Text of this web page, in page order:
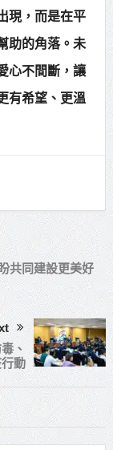
現，而是在平
助的角落。未
心不間斷，讓
有希望、更溫
共同建設更美好
、
動